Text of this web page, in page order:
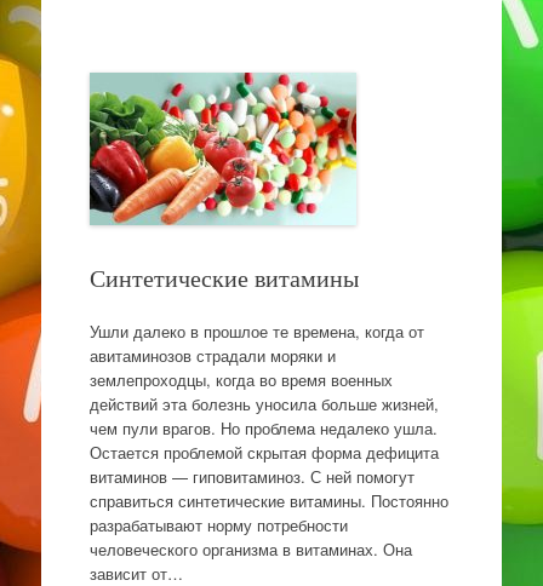
Синтетические витамины
Ушли далеко в прошлое те времена, когда от
авитаминозов страдали моряки и
землепроходцы, когда во время военных
действий эта болезнь уносила больше жизней,
чем пули врагов. Но проблема недалеко ушла.
Остается проблемой скрытая форма дефицита
витаминов — гиповитаминоз. С ней помогут
справиться синтетические витамины. Постоянно
разрабатывают норму потребности
человеческого организма в витаминах. Она
зависит от…